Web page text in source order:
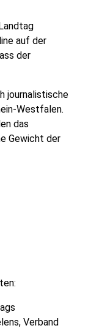
auf der
der
journalistische
das
Gewicht der
Verband